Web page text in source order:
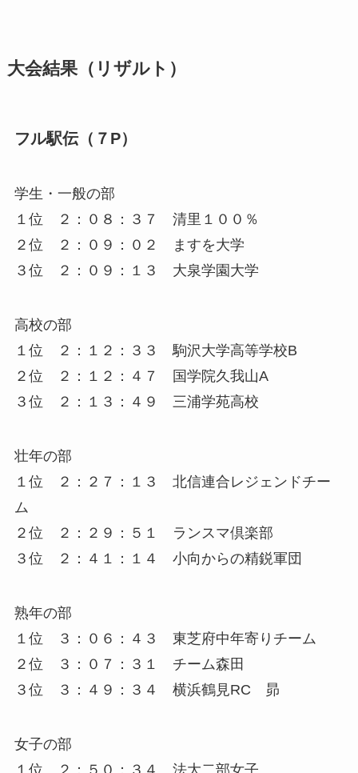
大会結果（リザルト）
フル駅伝（７P）
学生・一般の部
１位 ２：０８：３７ 清里１００％
２位 ２：０９：０２ ますを大学
３位 ２：０９：１３ 大泉学園大学
高校の部
１位 ２：１２：３３ 駒沢大学高等学校B
２位 ２：１２：４７ 国学院久我山A
３位 ２：１３：４９ 三浦学苑高校
壮年の部
１位 ２：２７：１３ 北信連合レジェンドチー
ム
２位 ２：２９：５１ ランスマ倶楽部
３位 ２：４１：１４ 小向からの精鋭軍団
熟年の部
１位 ３：０６：４３ 東芝府中年寄りチーム
２位 ３：０７：３１ チーム森田
３位 ３：４９：３４ 横浜鶴見RC 昴
女子の部
１位 ２：５０：３４ 法大二部女子